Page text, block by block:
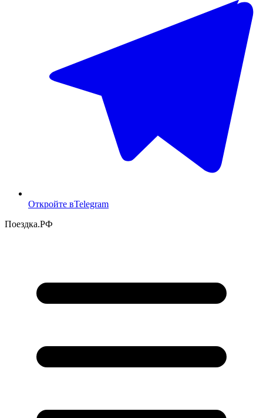
Откройте вTelegram
Поездка.РФ